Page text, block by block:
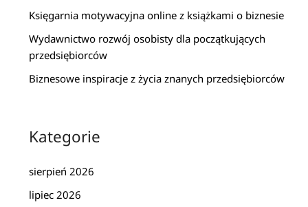
Księgarnia motywacyjna online z książkami o biznesie
Wydawnictwo rozwój osobisty dla początkujących
przedsiębiorców
Biznesowe inspiracje z życia znanych przedsiębiorców
Kategorie
sierpień 2026
lipiec 2026